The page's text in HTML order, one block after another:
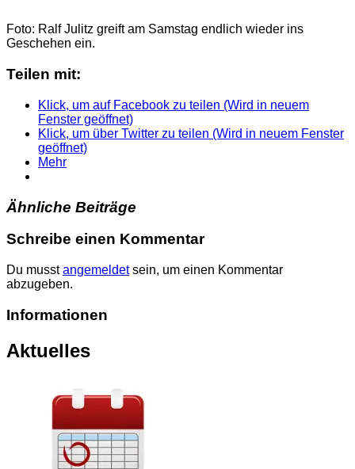
Foto: Ralf Julitz greift am Samstag endlich wieder ins
Geschehen ein.
Teilen mit:
Klick, um auf Facebook zu teilen (Wird in neuem
Fenster geöffnet)
Klick, um über Twitter zu teilen (Wird in neuem Fenster
geöffnet)
Mehr
Ähnliche Beiträge
Schreibe einen Kommentar
Du musstangemeldetsein, um einen Kommentar
abzugeben.
Informationen
Aktuelles